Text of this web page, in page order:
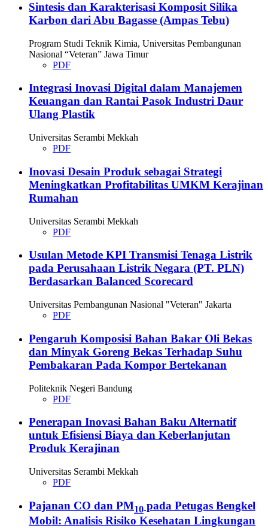
Sintesis dan Karakterisasi Komposit Silika
Karbon dari Abu Bagasse (Ampas Tebu)
Program Studi Teknik Kimia, Universitas Pembangunan
Nasional “Veteran” Jawa Timur
PDF
Integrasi Inovasi Digital dalam Manajemen
Keuangan dan Rantai Pasok Industri Daur
Ulang Plastik
Universitas Serambi Mekkah
PDF
Inovasi Desain Produk sebagai Strategi
Meningkatkan Profitabilitas UMKM Kerajinan
Rumahan
Universitas Serambi Mekkah
PDF
Usulan Metode KPI Transmisi Tenaga Listrik
pada Perusahaan Listrik Negara (PT. PLN)
Berdasarkan Balanced Scorecard
Universitas Pembangunan Nasional "Veteran" Jakarta
PDF
Pengaruh Komposisi Bahan Bakar Oli Bekas
dan Minyak Goreng Bekas Terhadap Suhu
Pembakaran Pada Kompor Bertekanan
Politeknik Negeri Bandung
PDF
Penerapan Inovasi Bahan Baku Alternatif
untuk Efisiensi Biaya dan Keberlanjutan
Produk Kerajinan
Universitas Serambi Mekkah
PDF
Pajanan CO dan PM10 pada Petugas Bengkel
Mobil: Analisis Risiko Kesehatan Lingkungan